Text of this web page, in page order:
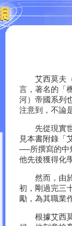
艾西莫夫（
言，著名的「
河）帝國系列
注意到，不論
先從現實世
見本書附錄「
──所撰寫的中
他先後獲得化
然而，由於
初，剛過完三
勵，為其職業
根據艾西莫